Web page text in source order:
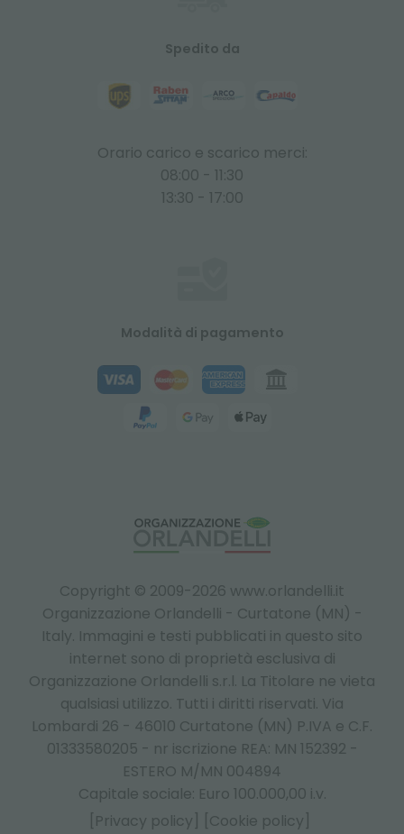
Copyright © 2009-2026 www.orlandelli.it
Organizzazione Orlandelli - Curtatone (MN) -
Italy. Immagini e testi pubblicati in questo sito
internet sono di proprietà esclusiva di
Organizzazione Orlandelli s.r.l. La Titolare ne vieta
qualsiasi utilizzo. Tutti i diritti riservati. Via
Lombardi 26 - 46010 Curtatone (MN) P.IVA e C.F.
01333580205 - nr iscrizione REA: MN 152392 -
ESTERO M/MN 004894
Capitale sociale: Euro 100.000,00 i.v.
[Privacy policy]
[Cookie policy]
Spedito da
Orario carico e scarico merci:
08:00 - 11:30
13:30 - 17:00
Modalità di pagamento